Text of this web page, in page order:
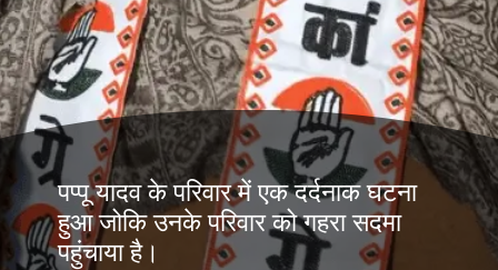
पप्पू यादव के परिवार में एक दर्दनाक घटना
हुआ जोकि उनके परिवार को गहरा सदमा
पहुंचाया है।